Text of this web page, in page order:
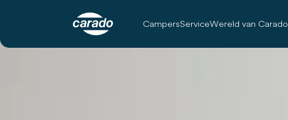
CampersServiceWereld van Carado